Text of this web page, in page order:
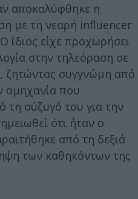
αποκαλύφθηκε η
με τη νεαρή influencer
ίδιος είχε προχωρήσει
στην τηλεόραση σε
ζητώντας συγγνώμη από
αμηχανία που
τη σύζυγό του για την
ότι ήταν ο
από τη δεξιά
των καθηκόντων της